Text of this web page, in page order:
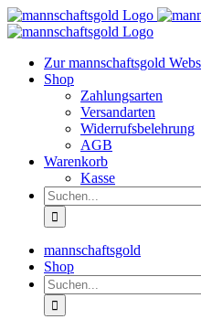
Zum
Inhalt
Zur mannschaftsgold
Shop
Zahlungsarten
Versandarten
Widerrufsbelehrung
AGB
Warenkorb
Kasse
Suche
nach:
mannschaftsgold
Shop
Suche
nach: